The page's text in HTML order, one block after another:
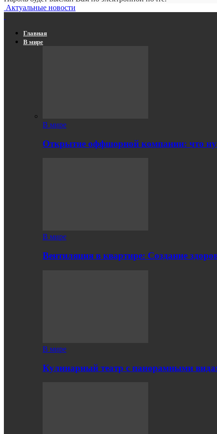
Актуальные новости
Главная
В мире
В мире
Открытие оффшорной компании: что
В мире
Вентиляция в квартире: Создание
В мире
Кулинарный театр с панорамными